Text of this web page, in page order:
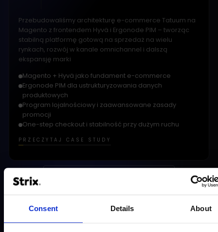
Consent Details About
Przebudowaliśmy architekturę e-commerce Tatuum na
Magento z frontendem Hyvä i Ergonode PIM – tworząc
stabilną platformę gotową na sprzedaż na wielu
rynkach, rozwój w kanale omnichannel i dalszą
ekspansję marki
Magento + Hyvä jako fundament e-commerce
Ergonode PIM dla ustrukturyzowania danych
produktowych
Program lojalnościowy i zaawansowane zasady
promocji
One-step checkout i stabilność przy dużym ruchu
PRZECZYTAJ CASE STUDY